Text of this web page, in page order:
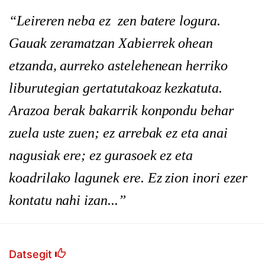
“Leireren neba ez zen batere logura.
Gauak zeramatzan Xabierrek ohean
etzanda, aurreko astelehenean herriko
liburutegian gertatutakoaz kezkatuta.
Arazoa berak bakarrik konpondu behar
zuela uste zuen; ez arrebak ez eta anai
nagusiak ere; ez gurasoek ez eta
koadrilako lagunek ere. Ez zion inori ezer
kontatu nahi izan...”
Datsegit